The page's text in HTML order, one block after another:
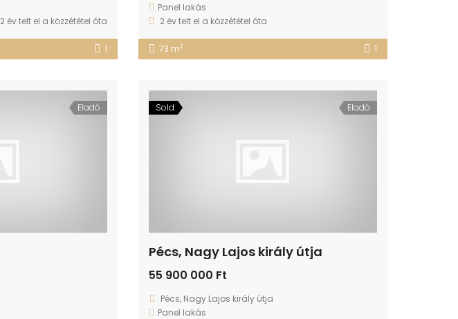
2 év telt el a közzététel óta
1
Panel lakás
2 év telt el a közzététel óta
73 m2 1
Eladó Sold Eladó
Pécs, Nagy Lajos király útja
55 900 000 Ft
Pécs, Nagy Lajos király útja
Panel lakás